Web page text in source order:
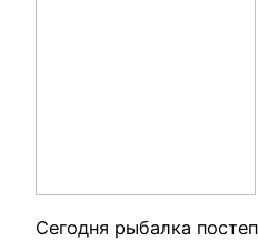
Сегодня рыбалка